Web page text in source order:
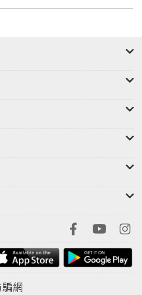
有成大、中大、北科大、
務局局長、建管處處長以
務知識和教學經驗，並且
系統、材料、膜矩、尺寸
，並應用於實際。
網